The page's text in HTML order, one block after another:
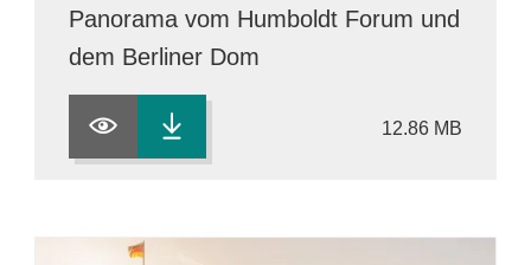
Panorama vom Humboldt Forum und
dem Berliner Dom
12.86 MB